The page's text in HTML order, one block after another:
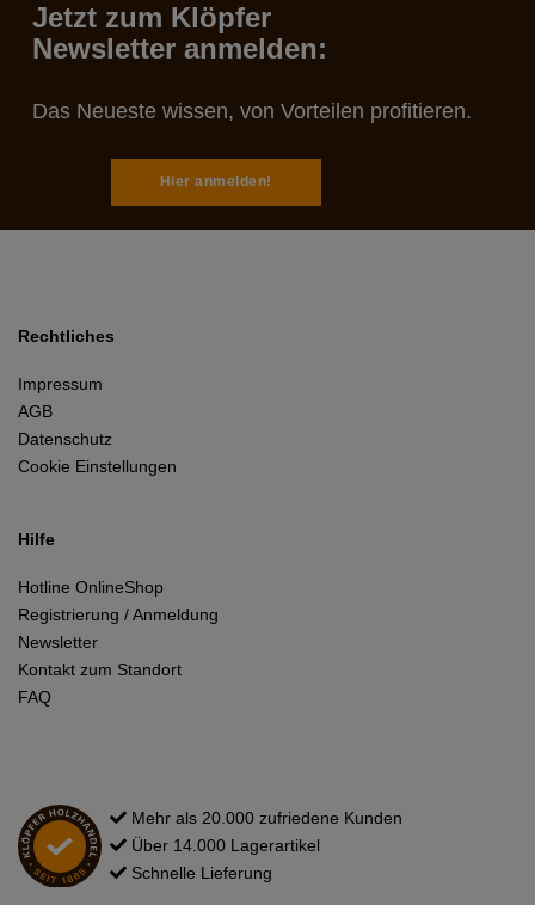
Jetzt zum Klöpfer
Newsletter anmelden:
Das Neueste wissen, von Vorteilen profitieren.
Hier anmelden!
Rechtliches
Impressum
AGB
Datenschutz
Cookie Einstellungen
Hilfe
Hotline OnlineShop
Registrierung / Anmeldung
Newsletter
Kontakt zum Standort
FAQ
Mehr als 20.000 zufriedene Kunden
Über 14.000 Lagerartikel
Schnelle Lieferung